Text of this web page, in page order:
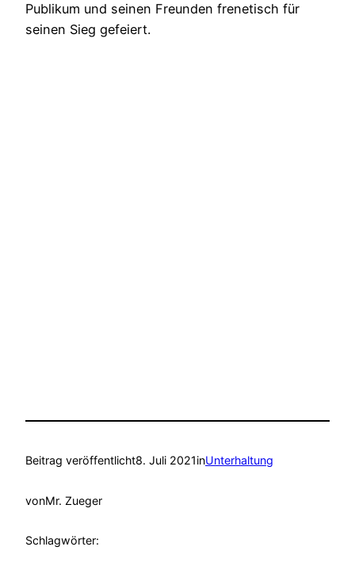
Publikum und seinen Freunden frenetisch für
seinen Sieg gefeiert.
Beitrag veröffentlicht8. Juli 2021inUnterhaltung
vonMr. Zueger
Schlagwörter: